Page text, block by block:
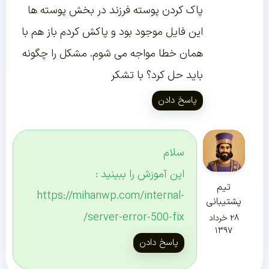
پاک کردن پوسته فرزند در بخش پوسته ها
این فایل موجود بود و پاکش کردم باز هم با
همان خطا مواجه می شوم. مشکل را چگونه
باید حل کرد؟ با تشکر
پاسخ دادن
تیم
پشتیبانی
۲۸ خرداد
۱۳۹۷
سلام
این آموزش را ببینید :
https://mihanwp.com/internal-
server-error-500-fix/
پاسخ دادن